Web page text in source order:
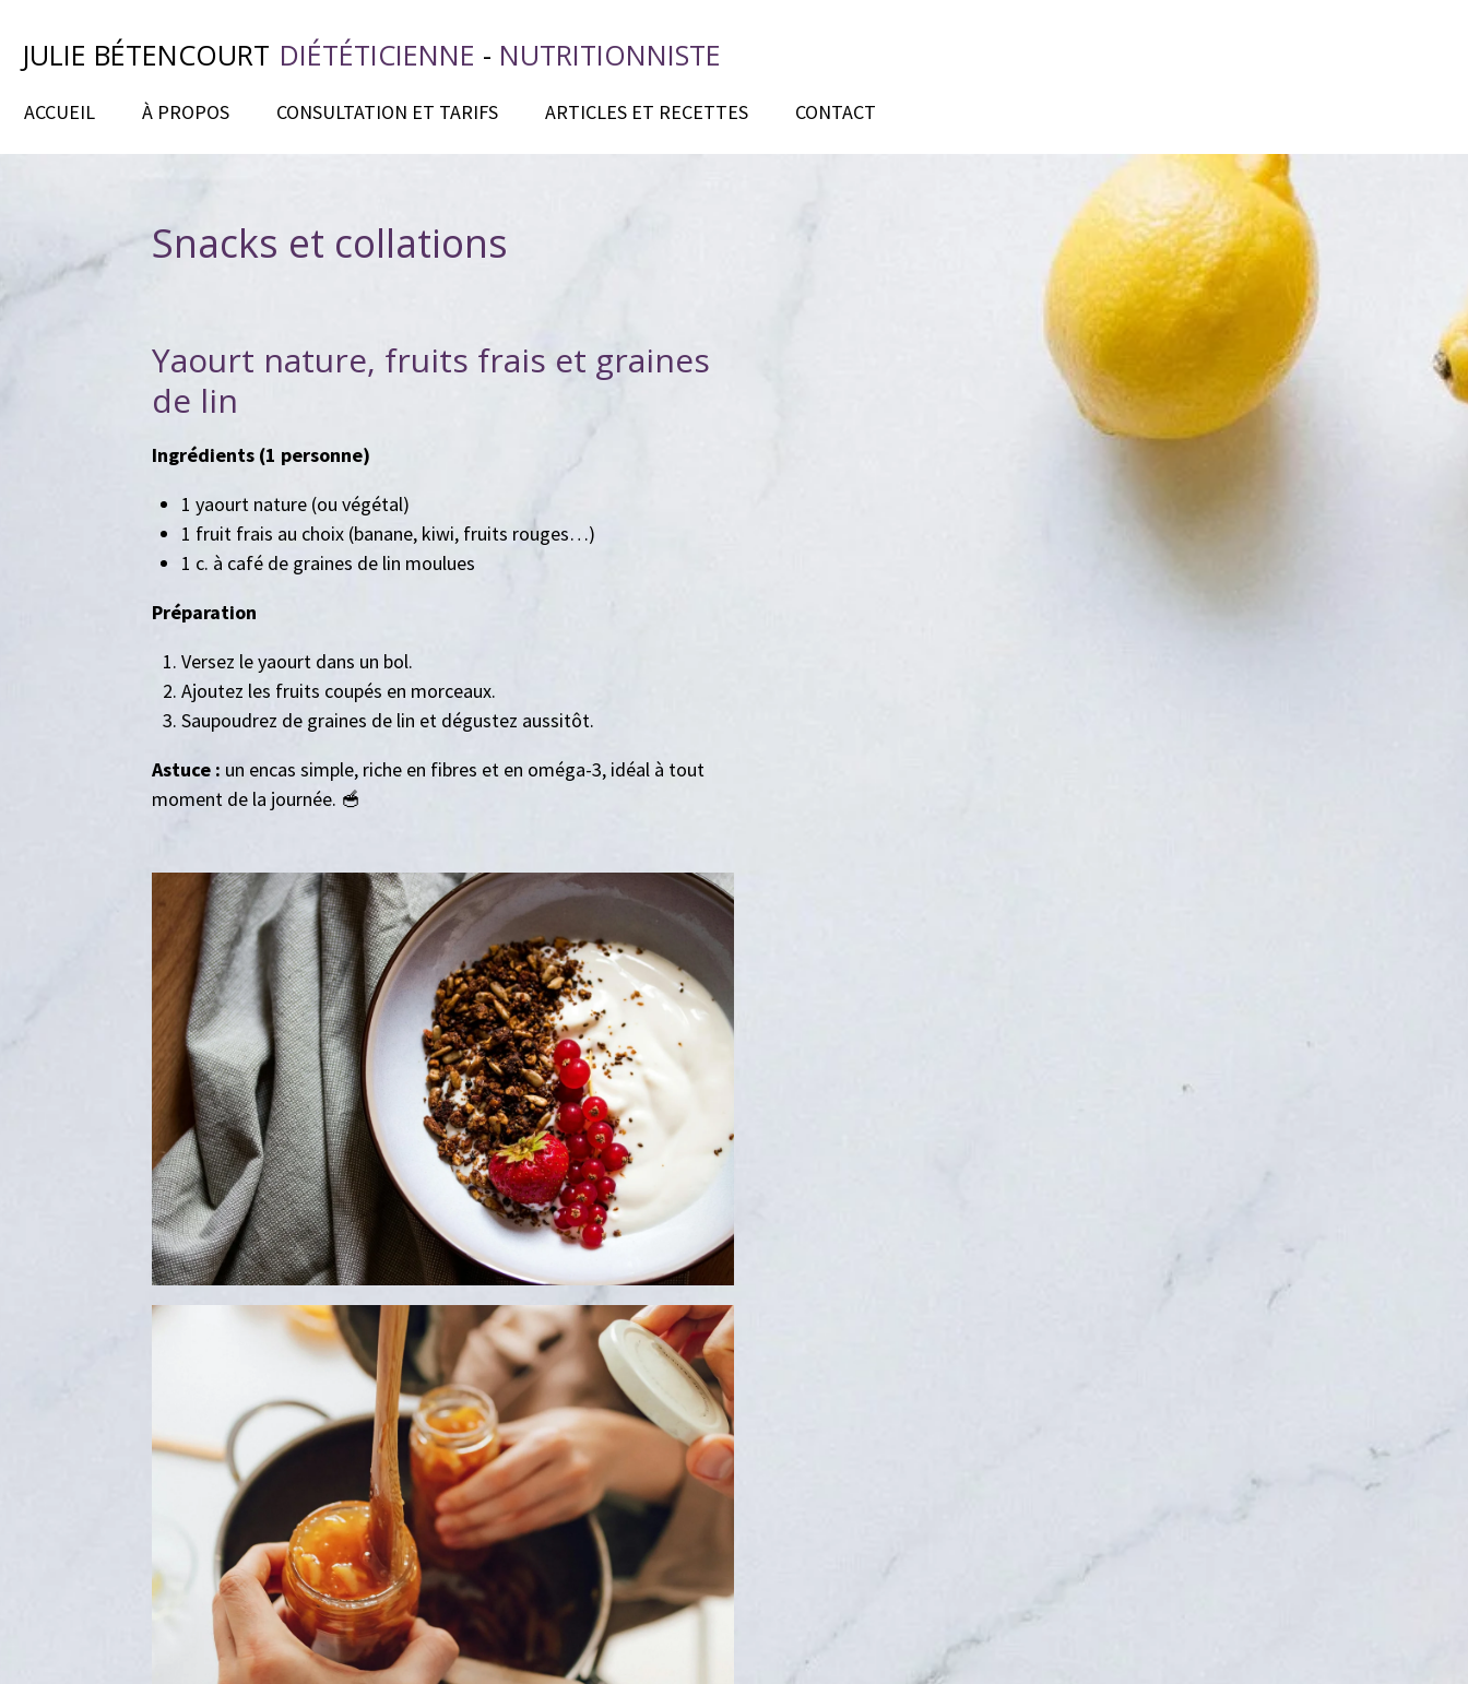
principal
JULIE BÉTENCOURT DIÉTÉTICIENNE - NUTRITIONNISTE
ACCUEIL À PROPOS CONSULTATION ET TARIFS ARTICLES ET RECETTES CONTACT
Snacks et collations
Yaourt nature, fruits frais et graines
de lin
Ingrédients (1 personne)
1 yaourt nature (ou végétal)
1 fruit frais au choix (banane, kiwi, fruits rouges…)
1 c. à café de graines de lin moulues
Préparation
Versez le yaourt dans un bol.
Ajoutez les fruits coupés en morceaux.
Saupoudrez de graines de lin et dégustez aussitôt.
Astuce : un encas simple, riche en fibres et en oméga-3, idéal à tout
moment de la journée. 🥣